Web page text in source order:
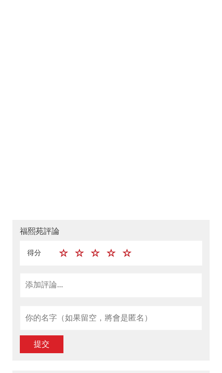
福熙苑評論
得分
提交